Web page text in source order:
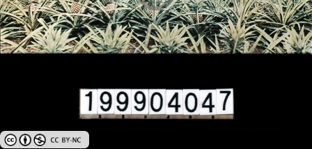
創用CC姓名標示-非商業性 3.0 台灣及其後版本(CC BY-NC 3.0 TW +)